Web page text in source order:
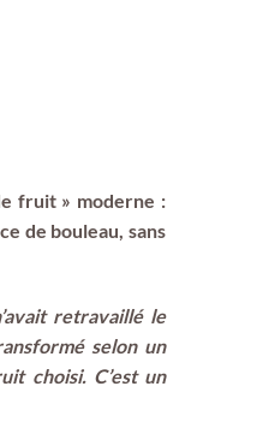
fruit » moderne :
de bouleau, sans
retravaillé le
selon un
choisi. C’est un